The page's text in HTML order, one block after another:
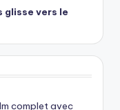
glisse vers le
complet avec